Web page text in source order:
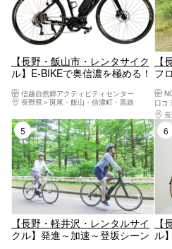
【長野・飯山市・レンタサイク
ル】E-BIKEで奥信濃を極める！
スバイク
信越自然郷アクティビティセンター
長野県
斑尾・飯山・信濃町・黒姫
【
フ
鞍
口コ
5位
【長野・軽井沢・レンタルサイ
クル】発進～加速～登坂シーン
【
ル